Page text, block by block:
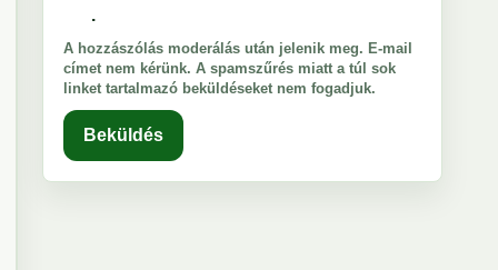
.
A hozzászólás moderálás után jelenik meg. E-mail
címet nem kérünk. A spamszűrés miatt a túl sok
linket tartalmazó beküldéseket nem fogadjuk.
Beküldés